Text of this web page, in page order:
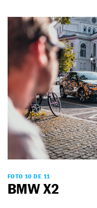
FOTO 10 DE 11
BMW X2